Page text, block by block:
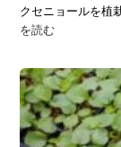
クセニョールを植
を読む